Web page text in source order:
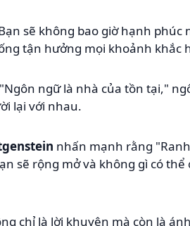
sẽ không bao giờ hạnh phúc
tận hưởng mọi khoảnh khắc
ngữ là nhà của tồn tại,"
lại với nhau.
nhấn mạnh rằng
sẽ rộng mở và không gì có
chỉ là lời khuyên mà còn là